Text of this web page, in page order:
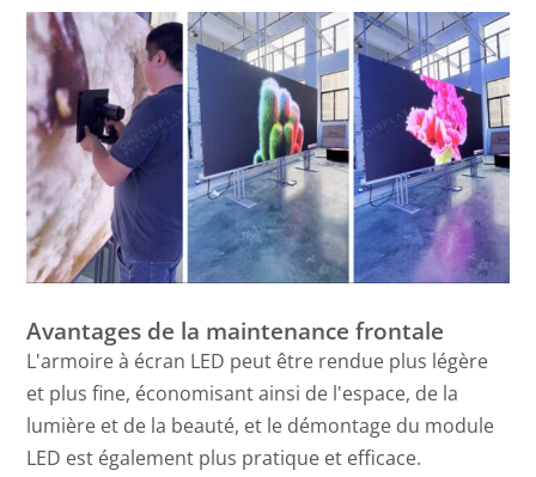
Avantages de la maintenance frontale
L'armoire à écran LED peut être rendue plus légère
et plus fine, économisant ainsi de l'espace, de la
lumière et de la beauté, et le démontage du module
LED est également plus pratique et efficace.